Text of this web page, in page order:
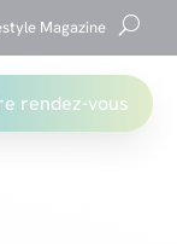
Magazine
rendez-vous